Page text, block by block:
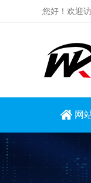
您好！欢迎
网